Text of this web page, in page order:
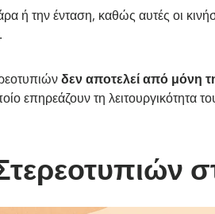
ή την ένταση, καθώς αυτές οι
δεν αποτελεί από μόνη
επηρεάζουν τη λειτουργικότητα